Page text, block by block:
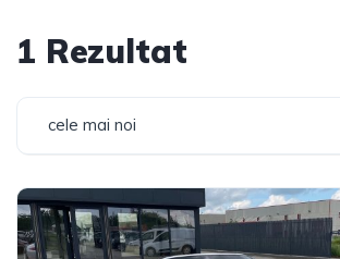
1 Rezultat
cele mai noi